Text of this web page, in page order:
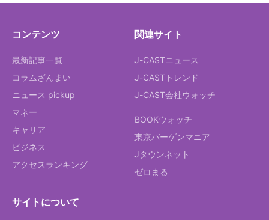
コンテンツ
最新記事一覧
コラムざんまい
ニュース pickup
マネー
キャリア
ビジネス
アクセスランキング
関連サイト
J-CASTニュース
J-CASTトレンド
J-CAST会社ウォッチ
BOOKウォッチ
東京バーゲンマニア
Jタウンネット
ゼロまる
サイトについて